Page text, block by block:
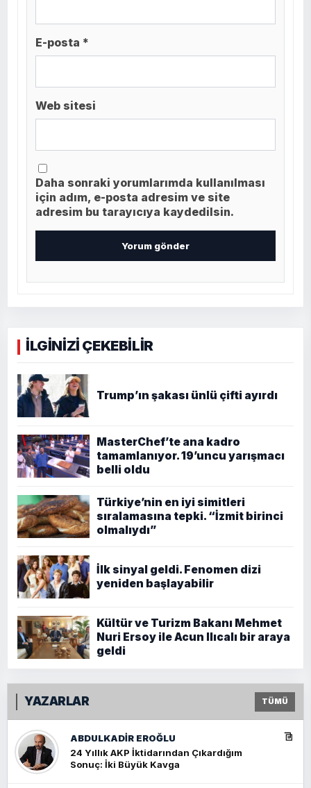
E-posta *
Web sitesi
Daha sonraki yorumlarımda kullanılması
için adım, e-posta adresim ve site
adresim bu tarayıcıya kaydedilsin.
İLGİNİZİ ÇEKEBİLİR
Trump’ın şakası ünlü çifti ayırdı
MasterChef’te ana kadro
tamamlanıyor. 19’uncu yarışmacı
belli oldu
Türkiye’nin en iyi simitleri
sıralamasına tepki. “İzmit birinci
olmalıydı”
İlk sinyal geldi. Fenomen dizi
yeniden başlayabilir
Kültür ve Turizm Bakanı Mehmet
Nuri Ersoy ile Acun Ilıcalı bir araya
geldi
YAZARLAR TÜMÜ
ABDULKADIR EROĞLU
24 Yıllık AKP İktidarından Çıkardığım
Sonuç: İki Büyük Kavga